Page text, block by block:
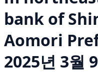
bank of
Aomori
2025년 3월